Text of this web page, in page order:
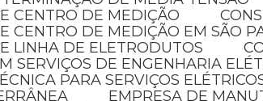
CENTRO DE MEDIÇÃO
CENTRO DE MEDIÇÃO EM SÃO
LINHA DE ELETRODUTOS
SERVIÇOS DE ENGENHARIA
PARA SERVIÇOS
EMPRESA DE